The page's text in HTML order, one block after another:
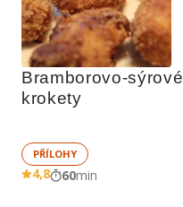
Bramborovo-sýrové
krokety
PŘÍLOHY
4,8 60min